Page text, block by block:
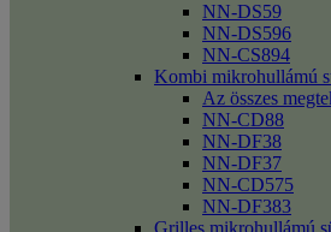
NN-DS59
NN-DS596
NN-CS894
Kombi mikrohullámú
Az összes
NN-CD88
NN-DF38
NN-DF37
NN-CD575
NN-DF383
Grilles mikrohullámú